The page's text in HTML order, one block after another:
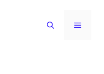
MENU